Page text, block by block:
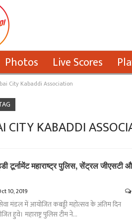
Photos Live Scores
City Kabaddi Association
CITY KABADDI
टूर्नामेंट महाराष्ट्र पुलिस, सेंट्रल जीएसटी
10, 2019
मंडल में आयोजित कबड्डी महोत्सव के अंतिम दिन
हुवे। महाराष्ट्र पुलिस टीम ने…